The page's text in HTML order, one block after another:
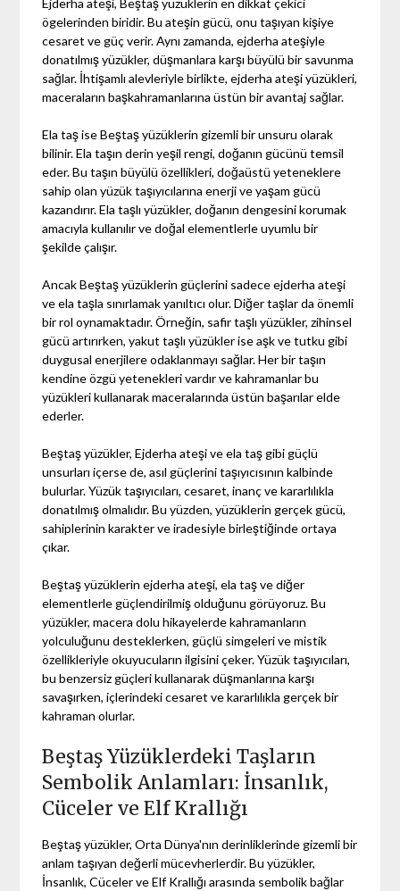
ögelerinden biridir. Bu ateşin gücü, onu taşıyan kişiye
cesaret ve güç verir. Aynı zamanda, ejderha ateşiyle
donatılmış yüzükler, düşmanlara karşı büyülü bir savunma
sağlar. İhtişamlı alevleriyle birlikte, ejderha ateşi yüzükleri,
maceraların başkahramanlarına üstün bir avantaj sağlar.
Ela taş ise Beştaş yüzüklerin gizemli bir unsuru olarak
bilinir. Ela taşın derin yeşil rengi, doğanın gücünü temsil
eder. Bu taşın büyülü özellikleri, doğaüstü yeteneklere
sahip olan yüzük taşıyıcılarına enerji ve yaşam gücü
kazandırır. Ela taşlı yüzükler, doğanın dengesini korumak
amacıyla kullanılır ve doğal elementlerle uyumlu bir
şekilde çalışır.
Ancak Beştaş yüzüklerin güçlerini sadece ejderha ateşi
ve ela taşla sınırlamak yanıltıcı olur. Diğer taşlar da önemli
bir rol oynamaktadır. Örneğin, safir taşlı yüzükler, zihinsel
gücü artırırken, yakut taşlı yüzükler ise aşk ve tutku gibi
duygusal enerjilere odaklanmayı sağlar. Her bir taşın
kendine özgü yetenekleri vardır ve kahramanlar bu
yüzükleri kullanarak maceralarında üstün başarılar elde
ederler.
Beştaş yüzükler, Ejderha ateşi ve ela taş gibi güçlü
unsurları içerse de, asıl güçlerini taşıyıcısının kalbinde
bulurlar. Yüzük taşıyıcıları, cesaret, inanç ve kararlılıkla
donatılmış olmalıdır. Bu yüzden, yüzüklerin gerçek gücü,
sahiplerinin karakter ve iradesiyle birleştiğinde ortaya
çıkar.
Beştaş yüzüklerin ejderha ateşi, ela taş ve diğer
elementlerle güçlendirilmiş olduğunu görüyoruz. Bu
yüzükler, macera dolu hikayelerde kahramanların
yolculuğunu desteklerken, güçlü simgeleri ve mistik
özellikleriyle okuyucuların ilgisini çeker. Yüzük taşıyıcıları,
bu benzersiz güçleri kullanarak düşmanlarına karşı
savaşırken, içlerindeki cesaret ve kararlılıkla gerçek bir
kahraman olurlar.
Beştaş Yüzüklerdeki Taşların
Sembolik Anlamları: İnsanlık,
Cüceler ve Elf Krallığı
Beştaş yüzükler, Orta Dünya'nın derinliklerinde gizemli bir
anlam taşıyan değerli mücevherlerdir. Bu yüzükler,
İnsanlık, Cüceler ve Elf Krallığı arasında sembolik bağlar